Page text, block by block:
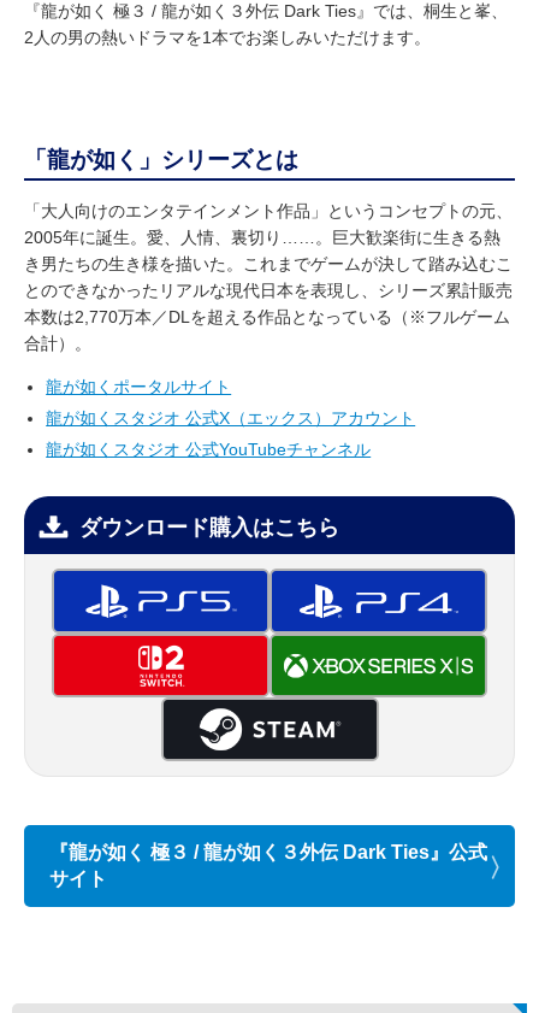
『龍が如く 極３ / 龍が如く３外伝 Dark Ties』では、桐生と峯、
2人の男の熱いドラマを1本でお楽しみいただけます。
「龍が如く」シリーズとは
「大人向けのエンタテインメント作品」というコンセプトの元、
2005年に誕生。愛、人情、裏切り……。巨大歓楽街に生きる熱
き男たちの生き様を描いた。これまでゲームが決して踏み込むこ
とのできなかったリアルな現代日本を表現し、シリーズ累計販売
本数は2,770万本／DLを超える作品となっている（※フルゲーム
合計）。
龍が如くポータルサイト
龍が如くスタジオ 公式X（エックス）アカウント
龍が如くスタジオ 公式YouTubeチャンネル
ダウンロード購入はこちら
『龍が如く 極３ / 龍が如く３外伝 Dark Ties』公式
サイト